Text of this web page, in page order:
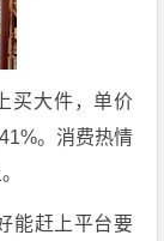
买大件，单价
。消费热情
能赶上平台要